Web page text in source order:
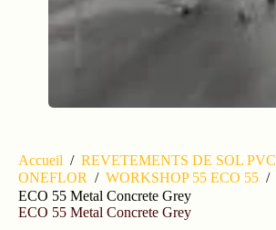
Accueil / REVETEMENTS DE SOL PVC
ONEFLOR / WORKSHOP 55 ECO 55 /
ECO 55 Metal Concrete Grey
ECO 55 Metal Concrete Grey